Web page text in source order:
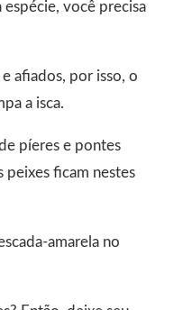
espécie, você precisa
afiados, por isso, o
a isca.
píeres e pontes
peixes ficam nestes
amarela no